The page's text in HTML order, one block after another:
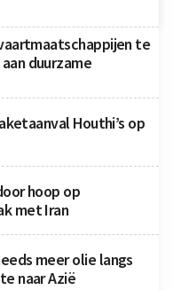
te
duurzame
Houthi’s op
hoop op
met Iran
meer olie langs
naar Azië